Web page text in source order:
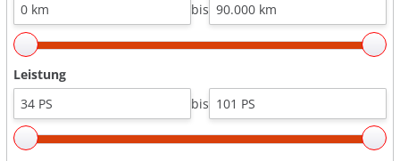
bis
Leistung
bis